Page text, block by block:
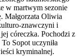
w martwym sezonie
Małgorzata Oliwia
znawczyni i
córeczka. Pochodzi z
Sopot uczyniła
kryminalnej.